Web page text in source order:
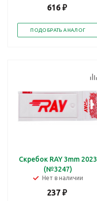
616 ₽
ПОДОБРАТЬ АНАЛОГ
Скребок RAY 3mm 2023
(№3247)
Нет в наличии
237 ₽